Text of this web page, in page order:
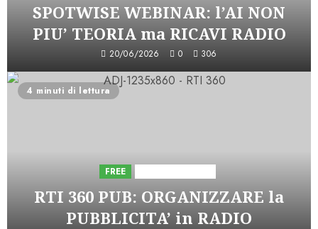
SPOTWISE WEBINAR: l’AI NON
PIU’ TEORIA ma RICAVI RADIO
20/06/2026 0 306
4 minuti di lettura
FREE
RTI 360 PUB: ORGANIZZARE la
PUBBLICITA’ in RADIO